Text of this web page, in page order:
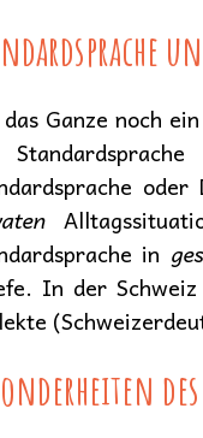
das Ganze noch
in
In der Schweiz